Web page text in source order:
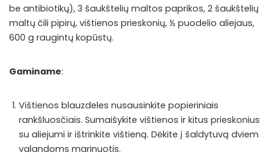
be antibiotikų), 3 šaukštelių maltos paprikos, 2 šaukštelių
maltų čili pipirų, vištienos prieskonių, ½ puodelio aliejaus,
600 g raugintų kopūstų.
Gaminame:
Vištienos blauzdeles nusausinkite popieriniais
rankšluosčiais. Sumaišykite vištienos ir kitus prieskonius
su aliejumi ir ištrinkite vištieną. Dėkite į šaldytuvą dviem
valandoms marinuotis.